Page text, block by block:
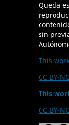
Queda
sin
This
CC BY-
This
CC BY-